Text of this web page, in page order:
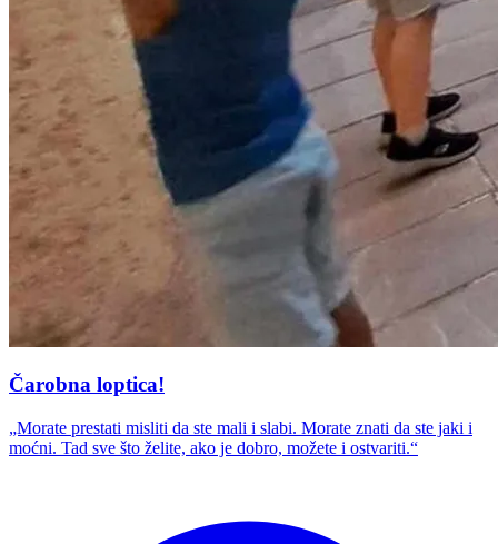
Čarobna loptica!
„Morate prestati misliti da ste mali i slabi. Morate znati da ste jaki i
moćni. Tad sve što želite, ako je dobro, možete i ostvariti.“